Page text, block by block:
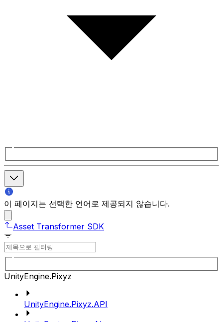
이 페이지는 선택한 언어로 제공되지 않습니다.
Asset Transformer SDK
UnityEngine.Pixyz
UnityEngine.Pixyz.API